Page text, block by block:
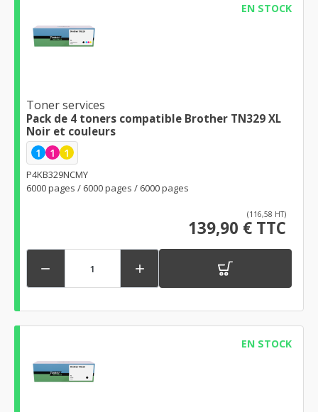
EN STOCK
Toner services
Pack de 4 toners compatible Brother TN329 XL
Noir et couleurs
1 1 1
P4KB329NCMY
6000 pages / 6000 pages / 6000 pages
(116,58 HT)
139,90 € TTC
 
EN STOCK